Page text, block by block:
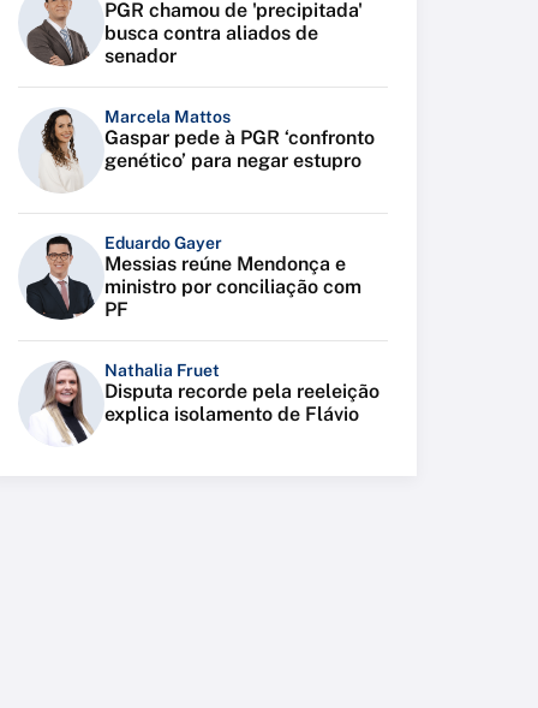
PGR chamou de 'precipitada'
busca contra aliados de
senador
Marcela Mattos
Gaspar pede à PGR ‘confronto
genético’ para negar estupro
Eduardo Gayer
Messias reúne Mendonça e
ministro por conciliação com
PF
Nathalia Fruet
Disputa recorde pela reeleição
explica isolamento de Flávio